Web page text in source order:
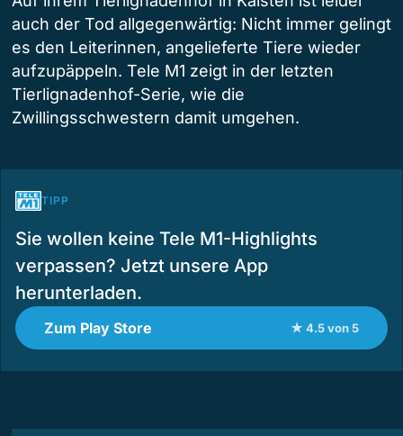
auch der Tod allgegenwärtig: Nicht immer gelingt
es den Leiterinnen, angelieferte Tiere wieder
aufzupäppeln. Tele M1 zeigt in der letzten
Tierlignadenhof-Serie, wie die
Zwillingsschwestern damit umgehen.
TIPP
Sie wollen keine Tele M1-Highlights
verpassen? Jetzt unsere App
herunterladen.
Zum Play Store ★ 4.5 von 5